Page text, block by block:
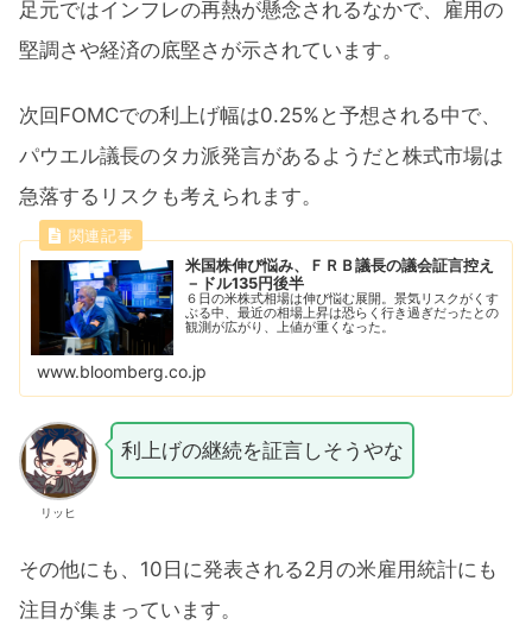
足元ではインフレの再熱が懸念されるなかで、雇用の
堅調さや経済の底堅さが示されています。
次回FOMCでの利上げ幅は0.25%と予想される中で、
パウエル議長のタカ派発言があるようだと株式市場は
急落するリスクも考えられます。
米国株伸び悩み、ＦＲＢ議長の議会証言控え
－ドル135円後半
６日の米株式相場は伸び悩む展開。景気リスクがくす
ぶる中、最近の相場上昇は恐らく行き過ぎだったとの
観測が広がり、上値が重くなった。
www.bloomberg.co.jp
リッヒ
利上げの継続を証言しそうやな
その他にも、10日に発表される2月の米雇用統計にも
注目が集まっています。